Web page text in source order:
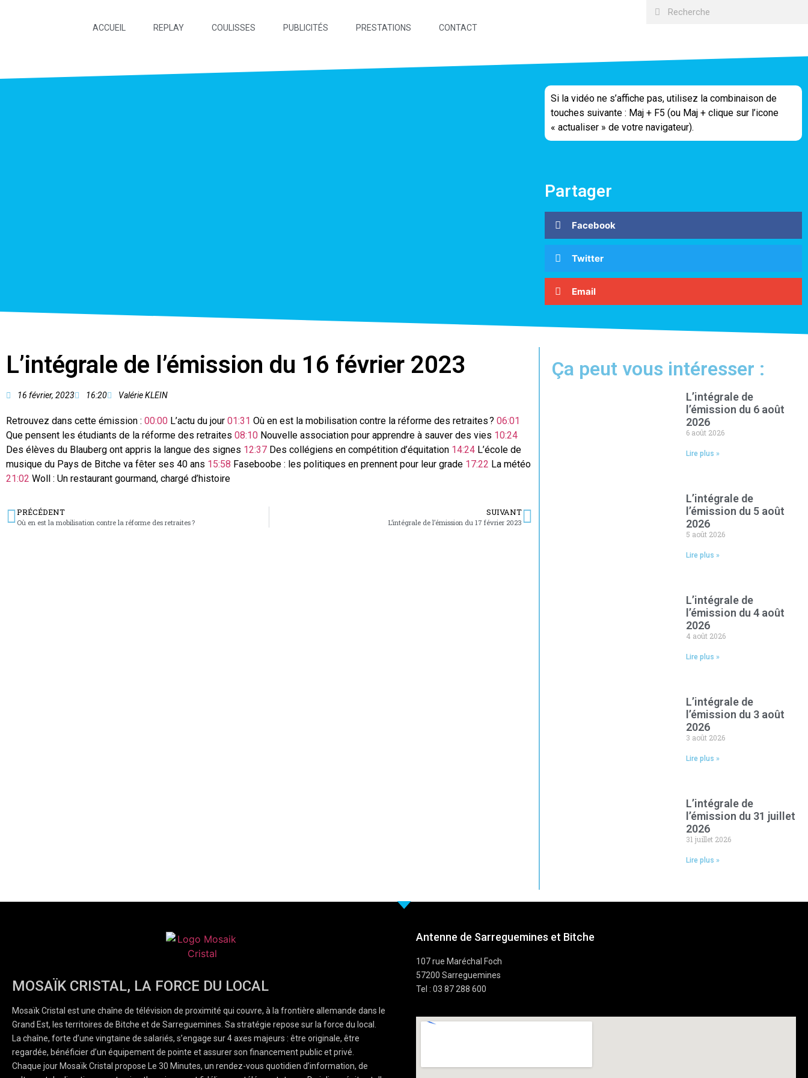
ACCUEIL REPLAY COULISSES PUBLICITÉS PRESTATIONS CONTACT
Si la vidéo ne s’affiche pas, utilisez la combinaison de
touches suivante : Maj + F5 (ou Maj + clique sur l’icone
« actualiser » de votre navigateur).
Partager
Facebook
Twitter
Email
L’intégrale de l’émission du 16 février 2023
16 février, 2023 16:20 Valérie KLEIN
Retrouvez dans cette émission : 00:00 L’actu du jour 01:31 Où en est la mobilisation contre la réforme des retraites ? 06:01
Que pensent les étudiants de la réforme des retraites 08:10 Nouvelle association pour apprendre à sauver des vies 10:24
Des élèves du Blauberg ont appris la langue des signes 12:37 Des collégiens en compétition d’équitation 14:24 L’école de
musique du Pays de Bitche va fêter ses 40 ans 15:58 Faseboobe : les politiques en prennent pour leur grade 17:22 La météo
21:02 Woll : Un restaurant gourmand, chargé d’histoire
PRÉCÉDENT
Où en est la mobilisation contre la réforme des retraites ?
SUIVANT
L’intégrale de l’émission du 17 février 2023
Ça peut vous intéresser :
L’intégrale de
l’émission du 6 août
2026
6 août 2026
Lire plus »
L’intégrale de
l’émission du 5 août
2026
5 août 2026
Lire plus »
L’intégrale de
l’émission du 4 août
2026
4 août 2026
Lire plus »
L’intégrale de
l’émission du 3 août
2026
3 août 2026
Lire plus »
L’intégrale de
l’émission du 31 juillet
2026
31 juillet 2026
Lire plus »
MOSAÏK CRISTAL, LA FORCE DU LOCAL
Mosaïk Cristal est une chaîne de télévision de proximité qui couvre, à la frontière allemande dans le
Grand Est, les territoires de Bitche et de Sarreguemines. Sa stratégie repose sur la force du local.
La chaîne, forte d’une vingtaine de salariés, s’engage sur 4 axes majeurs : être originale, être
regardée, bénéficier d’un équipement de pointe et assurer son financement public et privé.
Chaque jour Mosaïk Cristal propose Le 30 Minutes, un rendez-vous quotidien d’information, de
Antenne de Sarreguemines et Bitche
107 rue Maréchal Foch
57200 Sarreguemines
Tel : 03 87 288 600